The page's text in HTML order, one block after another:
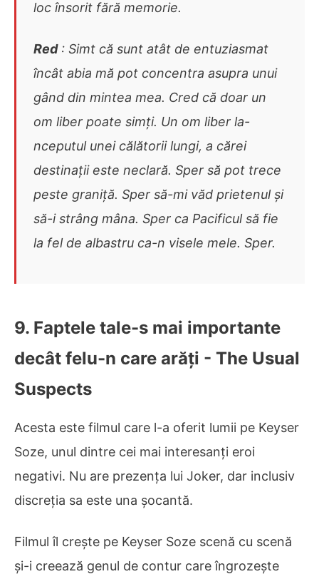
loc însorit fără memorie.
Red: Simt că sunt atât de entuziasmat
încât abia mă pot concentra asupra unui
gând din mintea mea. Cred că doar un
om liber poate simți. Un om liber la-
nceputul unei călătorii lungi, a cărei
destinații este neclară. Sper să pot trece
peste graniță. Sper să-mi văd prietenul și
să-i strâng mâna. Sper ca Pacificul să fie
la fel de albastru ca-n visele mele. Sper.
9. Faptele tale-s mai importante
decât felu-n care arăți - The Usual
Suspects
Acesta este filmul care l-a oferit lumii pe Keyser
Soze, unul dintre cei mai interesanți eroi
negativi. Nu are prezența lui Joker, dar inclusiv
discreția sa este una șocantă.
Filmul îl crește pe Keyser Soze scenă cu scenă
și-i creează genul de contur care îngrozește